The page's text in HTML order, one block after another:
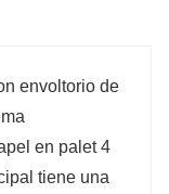
envoltorio de
en palet 4
tiene una